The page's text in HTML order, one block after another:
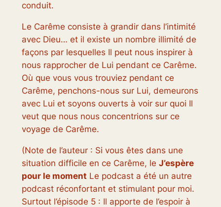
conduit.
Le Carême consiste à grandir dans l’intimité
avec Dieu… et il existe un nombre illimité de
façons par lesquelles Il peut nous inspirer à
nous rapprocher de Lui pendant ce Carême.
Où que vous vous trouviez pendant ce
Carême, penchons-nous sur Lui, demeurons
avec Lui et soyons ouverts à voir sur quoi Il
veut que nous nous concentrions sur ce
voyage de Carême.
(Note de l’auteur : Si vous êtes dans une
situation difficile en ce Carême, le J’espère
pour le moment Le podcast a été un autre
podcast réconfortant et stimulant pour moi.
Surtout l’épisode 5 : Il apporte de l’espoir à